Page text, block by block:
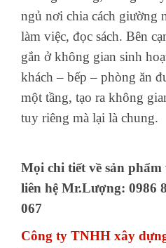
ngủ nơi chia cách giường
làm việc, đọc sách. Bên
gắn ở không gian sinh
khách – bếp – phòng ăn
một tầng, tạo ra không
tuy riêng mà lại là chung.
Mọi chi tiết về sản
liên hệ Mr.Lượng: 0986
067
Công ty TNHH xây